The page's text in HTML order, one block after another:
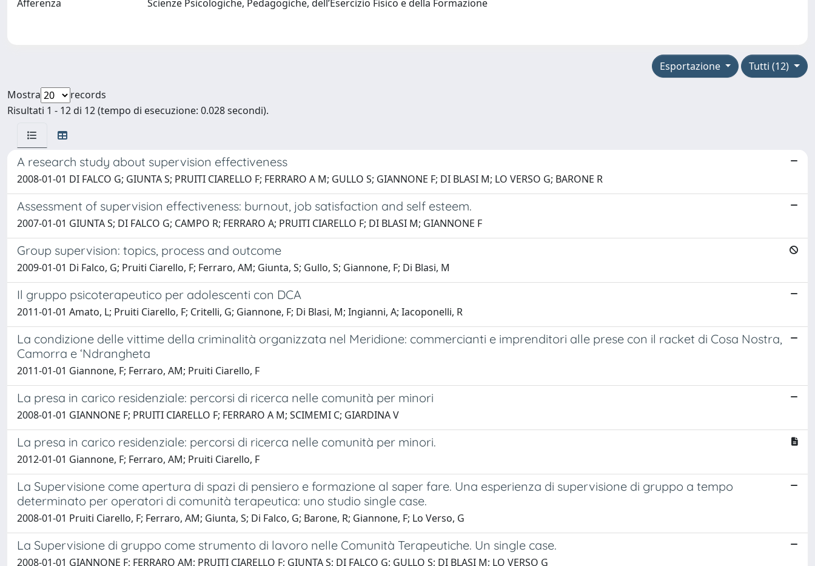
Afferenza Scienze Psicologiche, Pedagogiche, dell’Esercizio Fisico e della Formazione
Tutti (12)
Esportazione
Mostra
records
Risultati 1 - 12 di 12 (tempo di esecuzione: 0.028 secondi).
A research study about supervision effectiveness
2008-01-01 DI FALCO G; GIUNTA S; PRUITI CIARELLO F; FERRARO A M; GULLO S; GIANNONE F; DI BLASI M; LO VERSO G; BARONE R
Assessment of supervision effectiveness: burnout, job satisfaction and self esteem.
2007-01-01 GIUNTA S; DI FALCO G; CAMPO R; FERRARO A; PRUITI CIARELLO F; DI BLASI M; GIANNONE F
Group supervision: topics, process and outcome
2009-01-01 Di Falco, G; Pruiti Ciarello, F; Ferraro, AM; Giunta, S; Gullo, S; Giannone, F; Di Blasi, M
Il gruppo psicoterapeutico per adolescenti con DCA
2011-01-01 Amato, L; Pruiti Ciarello, F; Critelli, G; Giannone, F; Di Blasi, M; Ingianni, A; Iacoponelli, R
La condizione delle vittime della criminalità organizzata nel Meridione: commercianti e imprenditori alle prese con il racket di Cosa Nostra,
Camorra e ‘Ndrangheta
2011-01-01 Giannone, F; Ferraro, AM; Pruiti Ciarello, F
La presa in carico residenziale: percorsi di ricerca nelle comunità per minori
2008-01-01 GIANNONE F; PRUITI CIARELLO F; FERRARO A M; SCIMEMI C; GIARDINA V
La presa in carico residenziale: percorsi di ricerca nelle comunità per minori.
2012-01-01 Giannone, F; Ferraro, AM; Pruiti Ciarello, F
La Supervisione come apertura di spazi di pensiero e formazione al saper fare. Una esperienza di supervisione di gruppo a tempo
determinato per operatori di comunità terapeutica: uno studio single case.
2008-01-01 Pruiti Ciarello, F; Ferraro, AM; Giunta, S; Di Falco, G; Barone, R; Giannone, F; Lo Verso, G
La Supervisione di gruppo come strumento di lavoro nelle Comunità Terapeutiche. Un single case.
2008-01-01 GIANNONE F; FERRARO AM; PRUITI CIARELLO F; GIUNTA S; DI FALCO G; GULLO S; DI BLASI M; LO VERSO G